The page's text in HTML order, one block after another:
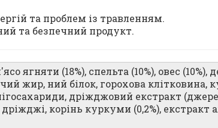
та проблем із травленням.
та безпечний продукт.
ягняти (18%), спельта (10%), овес (10%),
жир, ний білок, горохова клітковина,
дріжджовий екстракт
корінь куркуми (0,2%), екстракт